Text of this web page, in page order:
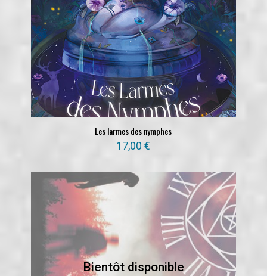
Les larmes des nymphes
17,00€